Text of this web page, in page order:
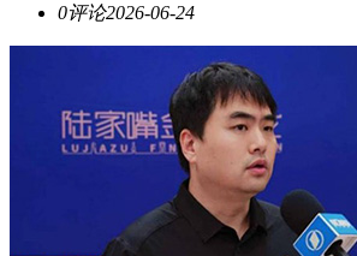
0评论2026-06-24